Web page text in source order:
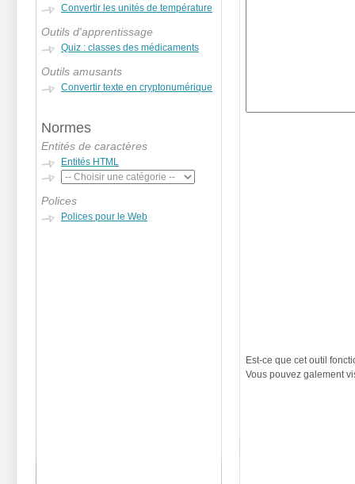
Convertir les unités de température
Outils d'apprentissage
Quiz : classes des médicaments
Outils amusants
Convertir texte en cryptonumérique
Normes
Entités de caractères
Entités HTML
Polices
Polices pour le Web
Est-ce que cet outil
Vous pouvez galement